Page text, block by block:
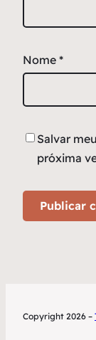
Nome *
Salvar
próxima
Copyright 2026 –